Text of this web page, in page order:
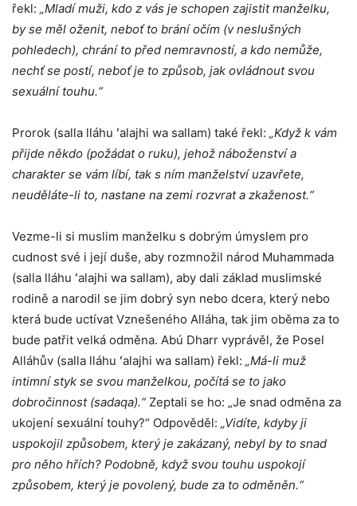
řekl: „Mladí muži, kdo z vás je schopen zajistit manželku,
by se měl oženit, neboť to brání očím (v neslušných
pohledech), chrání to před nemravností, a kdo nemůže,
nechť se postí, neboť je to způsob, jak ovládnout svou
sexuální touhu.“
Prorok (salla lláhu ʻalajhi wa sallam) také řekl: „Když k vám
přijde někdo (požádat o ruku), jehož náboženství a
charakter se vám líbí, tak s ním manželství uzavřete,
neuděláte-li to, nastane na zemi rozvrat a zkaženost.“
Vezme-li si muslim manželku s dobrým úmyslem pro
cudnost své i její duše, aby rozmnožil národ Muhammada
(salla lláhu ʻalajhi wa sallam), aby dali základ muslimské
rodině a narodil se jim dobrý syn nebo dcera, který nebo
která bude uctívat Vznešeného Alláha, tak jim oběma za to
bude patřit velká odměna. Abú Dharr vyprávěl, že Posel
Alláhův (salla lláhu ʻalajhi wa sallam) řekl: „Má-li muž
intimní styk se svou manželkou, počítá se to jako
dobročinnost (sadaqa).“Zeptali se ho: „Je snad odměna za
ukojení sexuální touhy?“ Odpověděl: „Vidíte, kdyby ji
uspokojil způsobem, který je zakázaný, nebyl by to snad
pro něho hřích? Podobně, když svou touhu uspokojí
způsobem, který je povolený, bude za to odměněn.“